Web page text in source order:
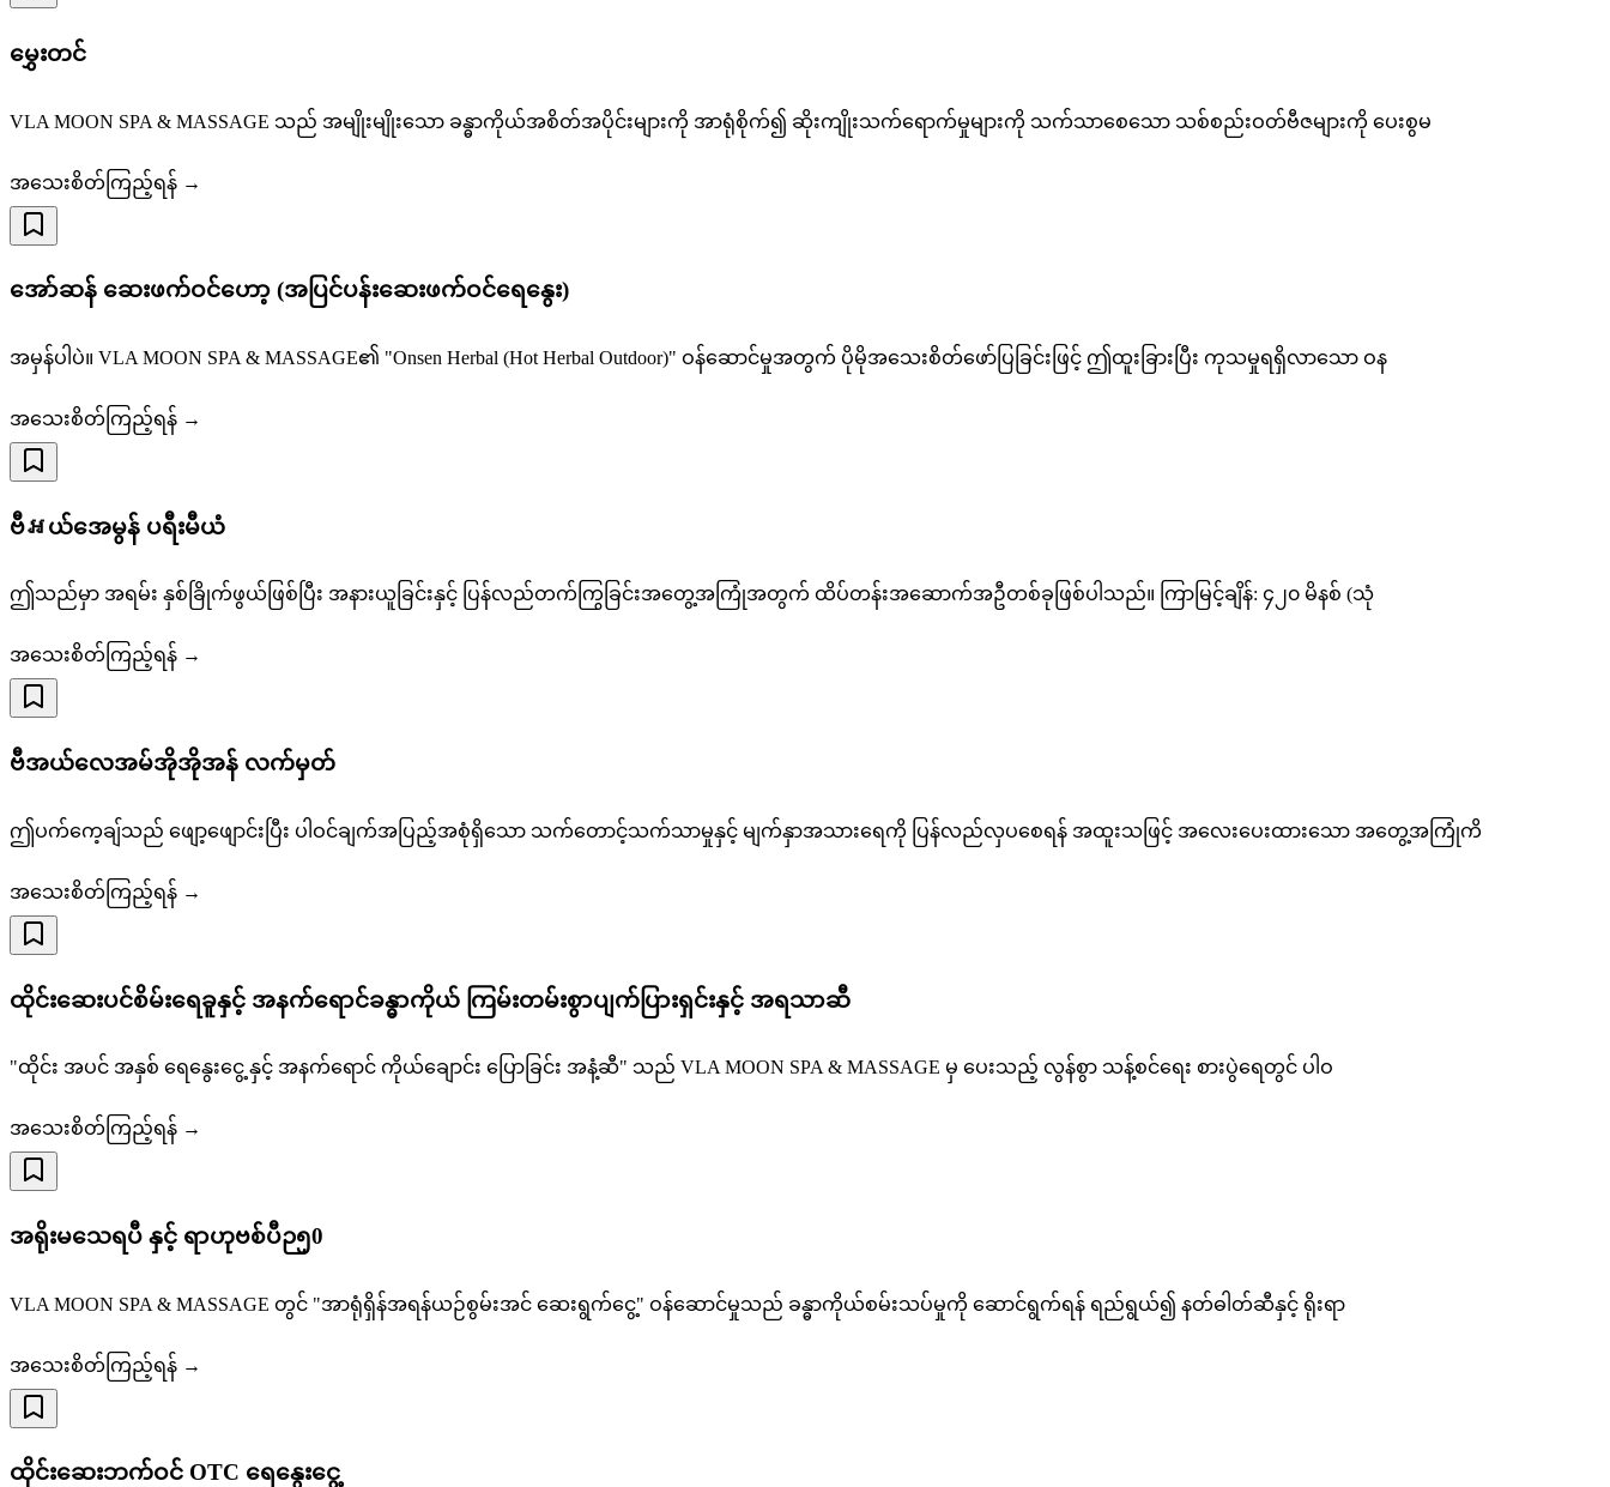
မွှေးတင်
VLA MOON SPA & MASSAGE သည် အမျိုးမျိုးသော ခန္ဓာကိုယ်အစိတ်အပိုင်းများကို အာရုံစိုက်၍ ဆိုးကျိုးသက်ရောက်မှုများကို သက်သာစေသော သစ်စည်းဝတ်ဗီဇများကို ပေးစွမ
အသေးစိတ်ကြည့်ရန် →
အော်ဆန် ဆေးဖက်ဝင်ဟော့ (အပြင်ပန်းဆေးဖက်ဝင်ရေနွေး)
အမှန်ပါပဲ။ VLA MOON SPA & MASSAGE၏ "Onsen Herbal (Hot Herbal Outdoor)" ဝန်ဆောင်မှုအတွက် ပိုမိုအသေးစိတ်ဖော်ပြခြင်းဖြင့် ဤထူးခြားပြီး ကုသမှုရရှိလာသော ဝန
အသေးစိတ်ကြည့်ရန် →
ဗီអယ်အေမွန် ပရီးမီယံ
ဤသည်မှာ အရမ်း နှစ်ခြိုက်ဖွယ်ဖြစ်ပြီး အနားယူခြင်းနှင့် ပြန်လည်တက်ကြွခြင်းအတွေ့အကြုံအတွက် ထိပ်တန်းအဆောက်အဦတစ်ခုဖြစ်ပါသည်။ ကြာမြင့်ချိန်: ၄၂၀ မိနစ် (သုံ
အသေးစိတ်ကြည့်ရန် →
ဗီအယ်လေအမ်အိုအိုအန် လက်မှတ်
ဤပက်ကေ့ချ်သည် ဖျော့ဖျောင်းပြီး ပါဝင်ချက်အပြည့်အစုံရှိသော သက်တောင့်သက်သာမှုနှင့် မျက်နှာအသားရေကို ပြန်လည်လှပစေရန် အထူးသဖြင့် အလေးပေးထားသော အတွေ့အကြုံကိ
အသေးစိတ်ကြည့်ရန် →
ထိုင်းဆေးပင်စိမ်းရေခူနှင့် အနက်ရောင်ခန္ဓာကိုယ် ကြမ်းတမ်းစွာပျက်ပြားရှင်းနှင့် အရသာဆီ
"ထိုင်း အပင် အနှစ် ရေနွေးငွေ့ နှင့် အနက်ရောင် ကိုယ်ချောင်း ပြောခြင်း အနံ့ဆီ" သည် VLA MOON SPA & MASSAGE မှ ပေးသည့် လွန်စွာ သန့်စင်ရေး စားပွဲရေတွင် ပါဝ
အသေးစိတ်ကြည့်ရန် →
အရိုးမသေရပီ နှင့် ရာဟုဗစ်ပီဉ၅0
VLA MOON SPA & MASSAGE တွင် "အာရုံရှိန်အရန်ယဉ်စွမ်းအင် ဆေးရွက်ငွေ့" ဝန်ဆောင်မှုသည် ခန္ဓာကိုယ်စမ်းသပ်မှုကို ဆောင်ရွက်ရန် ရည်ရွယ်၍ နတ်ဓါတ်ဆီနှင့် ရိုးရာ
အသေးစိတ်ကြည့်ရန် →
ထိုင်းဆေးဘက်ဝင် OTC ရေနွေးငွေ့